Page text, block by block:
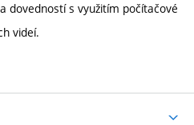
dovedností s využitím počítačové
videí.